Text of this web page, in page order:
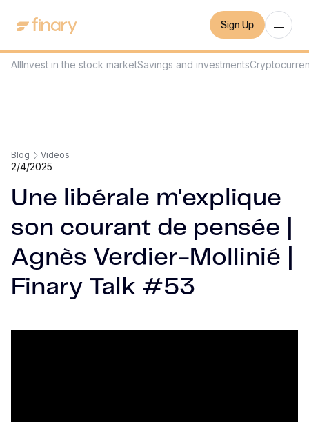
Sign Up
AllInvest in the stock marketSavings and investments
Blog Videos
2/4/2025
Une libérale m'explique
son courant de pensée |
Agnès Verdier-Mollinié |
Finary Talk #53